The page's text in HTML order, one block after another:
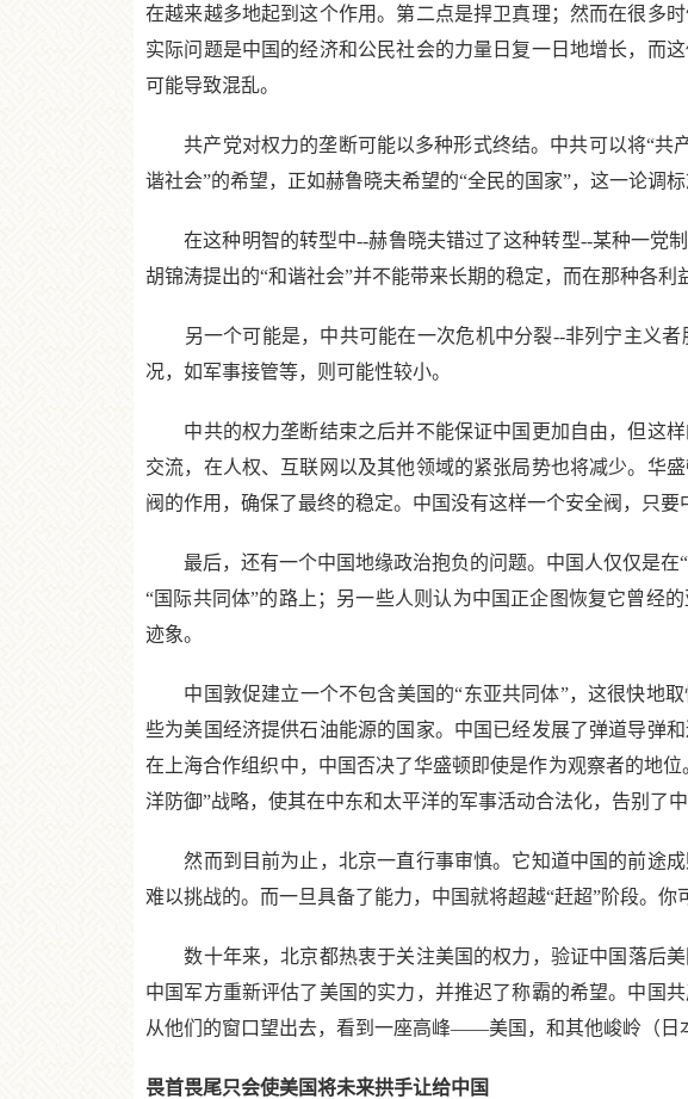
在越来越多地起到这个作用。第二点是捍卫真理；然而在很多
实际问题是中国的经济和公民社会的力量日复一日地增长，而
可能导致混乱。
共产党对权力的垄断可能以多种形式终结。中共可以将“共产
谐社会”的希望，正如赫鲁晓夫希望的“全民的国家”，这一论调
在这种明智的转型中--赫鲁晓夫错过了这种转型--某种一党制
胡锦涛提出的“和谐社会”并不能带来长期的稳定，而在那种各
另一个可能是，中共可能在一次危机中分裂--非列宁主义者
况，如军事接管等，则可能性较小。
中共的权力垄断结束之后并不能保证中国更加自由，但这样
交流，在人权、互联网以及其他领域的紧张局势也将减少。华
阀的作用，确保了最终的稳定。中国没有这样一个安全阀，只
最后，还有一个中国地缘政治抱负的问题。中国人仅仅是在“
“国际共同体”的路上；另一些人则认为中国正企图恢复它曾经
迹象。
中国敦促建立一个不包含美国的“东亚共同体”，这很快地取
些为美国经济提供石油能源的国家。中国已经发展了弹道导弹
在上海合作组织中，中国否决了华盛顿即使是作为观察者的地
洋防御”战略，使其在中东和太平洋的军事活动合法化，告别了
然而到目前为止，北京一直行事审慎。它知道中国的前途成
难以挑战的。而一旦具备了能力，中国就将超越“赶超”阶段。你
数十年来，北京都热衷于关注美国的权力，验证中国落后美
中国军方重新评估了美国的实力，并推迟了称霸的希望。中国
从他们的窗口望出去，看到一座高峰——美国，和其他峻岭（日
畏首畏尾只会使美国将未来拱手让给中国